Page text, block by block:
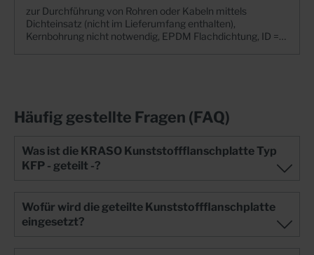
zur Durchführung von Rohren oder Kabeln mittels
Dichteinsatz (nicht im Lieferumfang enthalten),
Kernbohrung nicht notwendig, EPDM Flachdichtung, ID =
ältere Bauwerke saniert und im Kellerbereich abgedichtet
werden müssen. Dabei sollten auch vorhandene Rohre und
werden. + Die Abdichtung der Medienleitungen wird mit
einem Dichteinsatz in der Kunststoffflanschplatte
abgeschlossen.+ WU-Richtlinie: Beanspruchungsklasse 1
Häufig gestellte Fragen (FAQ)
Was ist die KRASO Kunststoffflanschplatte Typ
KFP - geteilt -?
Wofür wird die geteilte Kunststoffflanschplatte
eingesetzt?